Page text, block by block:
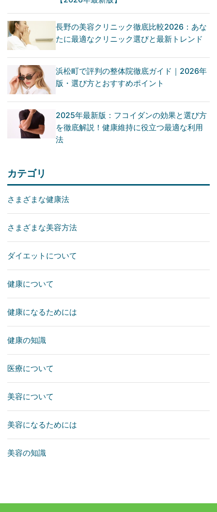
長野の美容クリニック徹底比較2026：あな
たに最適なクリニック選びと最新トレンド
浜松町で評判の整体院徹底ガイド｜2026年
版・選び方とおすすめポイント
2025年最新版：フコイダンの効果と選び方
を徹底解説！健康維持に役立つ最適な利用
法
カテゴリ
さまざまな健康法
さまざまな美容方法
ダイエットについて
健康について
健康になるためには
健康の知識
医療について
美容について
美容になるためには
美容の知識